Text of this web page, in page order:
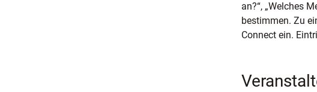
an?“, „Welches
bestimmen. Zu
Connect ein.